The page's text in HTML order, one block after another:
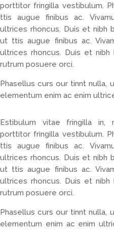
porttitor fringilla vestibulum.
ttis augue finibus ac.
ultrices rhoncus. Duis et nibh
ut ttis augue finibus ac.
ultrices rhoncus. Duis et
rutrum posuere orci.
Phasellus curs our tinnt nulla,
elementum enim ac enim
Estibulum vitae fringilla in,
porttitor fringilla vestibulum.
ttis augue finibus ac.
ultrices rhoncus. Duis et nibh
ut ttis augue finibus ac.
ultrices rhoncus. Duis et
rutrum posuere orci.
Phasellus curs our tinnt nulla,
elementum enim ac enim